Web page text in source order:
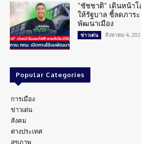
“ชัชชาติ” เดินหน้า
ให้รัฐบาล ชี้ลดภาร
พัฒนาเมือง
ข่าวเด่น สิงหาคม 4,
Popular Categories
การเมือง
ข่าวเด่น
สังคม
ต่างประเทศ
สุขภาพ